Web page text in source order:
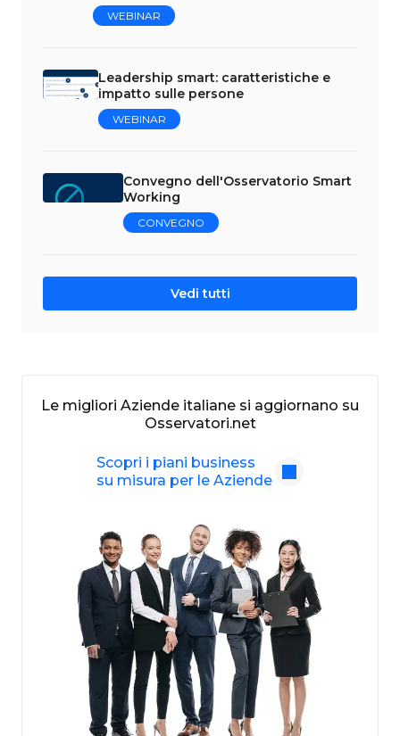
WEBINAR
Leadership smart: caratteristiche e
impatto sulle persone
WEBINAR
Convegno dell'Osservatorio Smart
Working
CONVEGNO
Vedi tutti
Le migliori Aziende italiane si aggiornano su
Osservatori.net
Scopri i piani business
su misura per le Aziende